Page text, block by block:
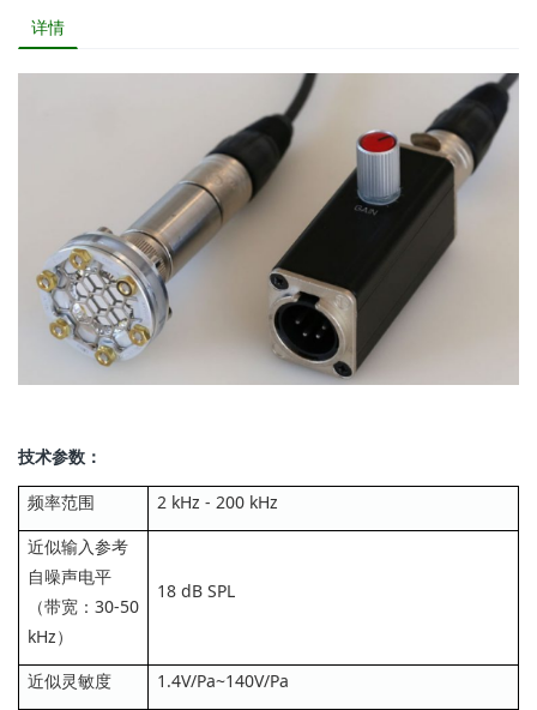
详情
技术参数：
频率范围
2 kHz - 200 kHz
近似输入参考
自噪声电平
（带宽：30-50
kHz）
18 dB SPL
近似灵敏度
1.4V/Pa~140V/Pa